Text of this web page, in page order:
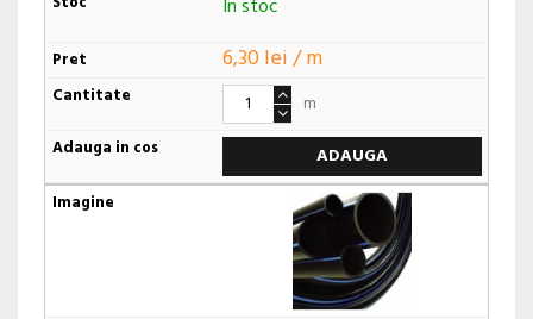
In stoc
6,30 lei / m
m
ADAUGA